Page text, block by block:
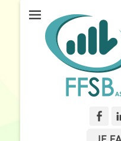
Fédération